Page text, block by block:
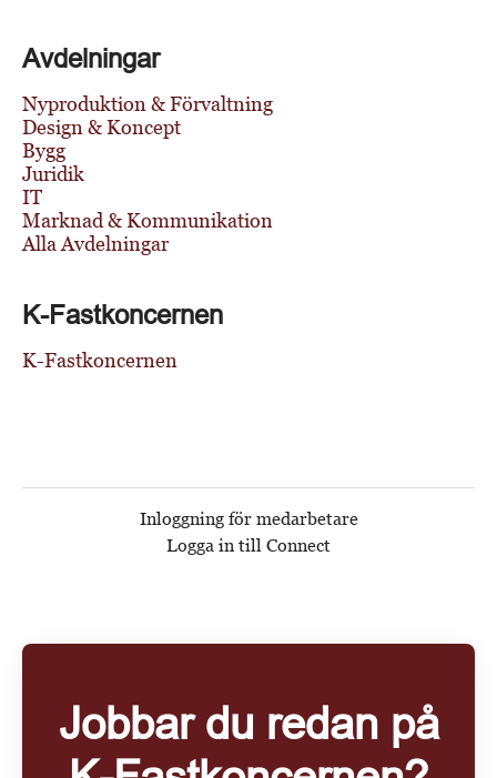
Avdelningar
Nyproduktion & Förvaltning
Design & Koncept
Bygg
Juridik
IT
Marknad & Kommunikation
Alla Avdelningar
K-Fastkoncernen
K-Fastkoncernen
Inloggning för medarbetare
Logga in till Connect
Jobbar du redan på